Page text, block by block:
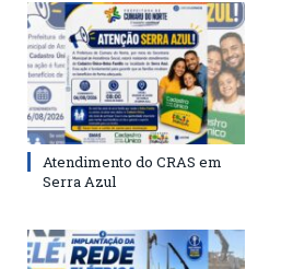
Atendimento do CRAS em
Serra Azul